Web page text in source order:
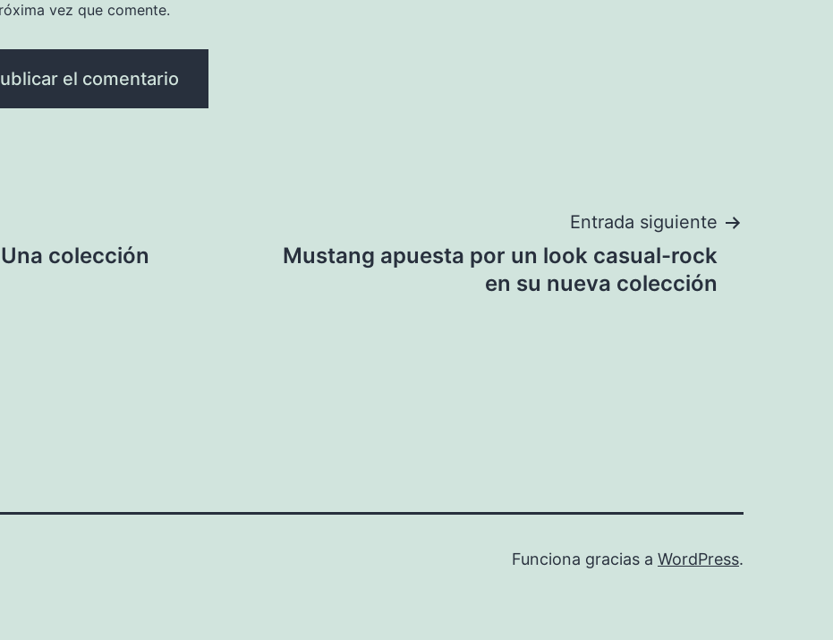
vez que comente.
colección
Entrada siguiente
Mustang apuesta por un look casual-rock
en su nueva colección
Funciona gracias a WordPress.